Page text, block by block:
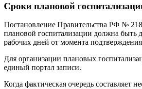
Сроки плановой
Постановление Правительства РФ №
плановой госпитализации должна быть
рабочих дней от момента
Для организации плановых
единый портал записи.
Когда фактическая очередь составляет